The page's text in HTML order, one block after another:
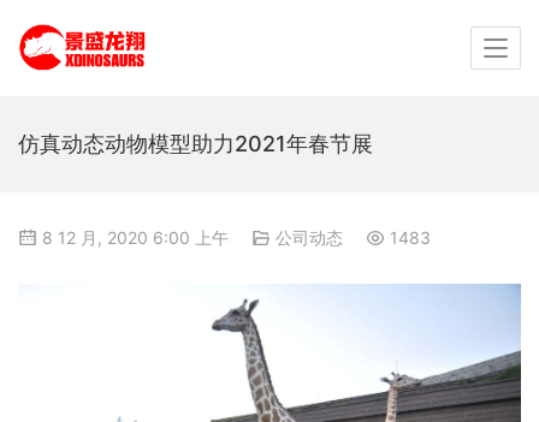
仿真动态动物模型助力2021年春节展
8 12 月, 2020 6:00 上午 公司动态 1483